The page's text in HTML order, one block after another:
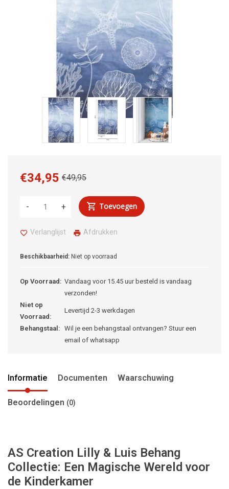
€49,95
€34,95
+
- Toevoegen
Verlanglijst Afdrukken
Beschikbaarheid: Niet op voorraad
Op Voorraad: Vandaag voor 15.45 uur besteld is vandaag
verzonden!
Niet op
Voorraad:
Levertijd 2-3 werkdagen
Behangstaal: Wil je een behangstaal ontvangen? Stuur een
email of whatsapp
Informatie Documenten Waarschuwing
Beoordelingen (0)
AS Creation Lilly & Luis Behang
Collectie: Een Magische Wereld voor
de Kinderkamer